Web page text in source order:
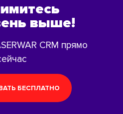
выше!
CRM прямо
БЕСПЛАТНО